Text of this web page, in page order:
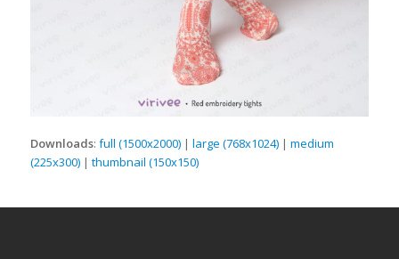
Downloads: full (1500x2000)| large (768x1024)| medium
(225x300)| thumbnail (150x150)